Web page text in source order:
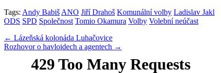
Tags: Andy Babiš ANO Jiří Drahoš Komunální volby Ladislav Jakl
ODS SPD Společnost Tomio Okamura Volby Volební neúčast
Post
navigation
← Lázeňská kolonáda Luhačovice
Rozhovor o havloidech a agentech →